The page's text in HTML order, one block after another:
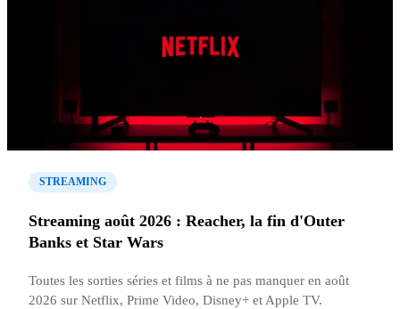
STREAMING
Streaming août 2026 : Reacher, la fin d'Outer
Banks et Star Wars
Toutes les sorties séries et films à ne pas manquer en août
2026 sur Netflix, Prime Video, Disney+ et Apple TV.